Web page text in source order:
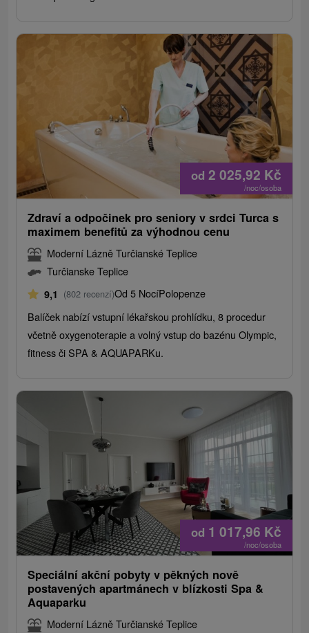
od 2 025,92 Kč
/noc/osoba
Zdraví a odpočinek pro seniory v srdci Turca s
maximem benefitů za výhodnou cenu
Moderní Lázně Turčianské Teplice
Turčianske Teplice
9,1 (802 recenzí)Od 5 NocíPolopenze
Balíček nabízí vstupní lékařskou prohlídku, 8 procedur
včetně oxygenoterapie a volný vstup do bazénu Olympic,
fitness či SPA & AQUAPARKu.
od 1 017,96 Kč
/noc/osoba
Speciální akční pobyty v pěkných nově
postavených apartmánech v blízkosti Spa &
Aquaparku
Moderní Lázně Turčianské Teplice